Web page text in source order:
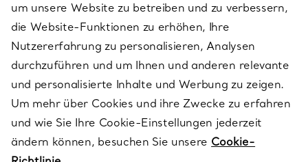
ÜBER TIFFANY & CO.
RECHTLICHE HINWEISE
FOLGEN SIE UNS
um unsere Website zu betreiben und zu verbessern,
die Website-Funktionen zu erhöhen, Ihre
Nutzererfahrung zu personalisieren, Analysen
durchzuführen und um Ihnen und anderen relevante
und personalisierte Inhalte und Werbung zu zeigen.
Um mehr über Cookies und ihre Zwecke zu erfahren
und wie Sie Ihre Cookie-Einstellungen jederzeit
ändern können, besuchen Sie unsere Cookie-